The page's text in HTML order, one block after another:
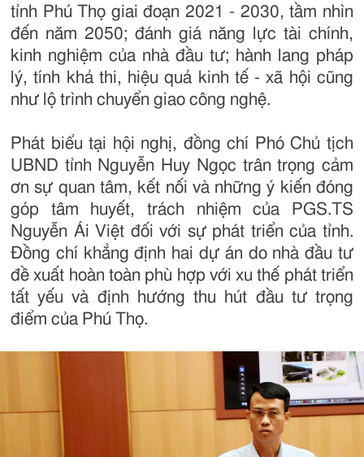
tỉnh Phú Thọ giai đoạn 2021 - 2030, tầm nhìn
đến năm 2050; đánh giá năng lực tài chính,
kinh nghiệm của nhà đầu tư; hành lang pháp
lý, tính khả thi, hiệu quả kinh tế - xã hội cũng
như lộ trình chuyển giao công nghệ.
Phát biểu tại hội nghị, đồng chí Phó Chủ tịch
UBND tỉnh Nguyễn Huy Ngọc trân trọng cảm
ơn sự quan tâm, kết nối và những ý kiến đóng
góp tâm huyết, trách nhiệm của PGS.TS
Nguyễn Ái Việt đối với sự phát triển của tỉnh.
Đồng chí khẳng định hai dự án do nhà đầu tư
đề xuất hoàn toàn phù hợp với xu thế phát triển
tất yếu và định hướng thu hút đầu tư trọng
điểm của Phú Thọ.